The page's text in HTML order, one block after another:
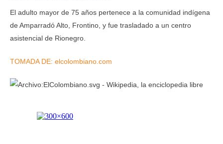
El adulto mayor de 75 años pertenece a la comunidad indígena
de Amparradó Alto, Frontino, y fue trasladado a un centro
asistencial de Rionegro.
TOMADA DE: elcolombiano.com